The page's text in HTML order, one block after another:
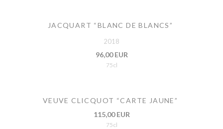
JACQUART “BLANC DE BLANCS”
2018
96,00 EUR
75cl
VEUVE CLICQUOT “CARTE JAUNE”
115,00 EUR
75cl